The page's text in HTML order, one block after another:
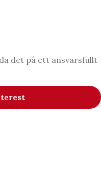
det på ett ansvarsfullt